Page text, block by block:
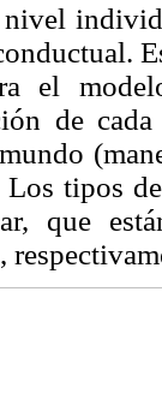
nivel
el
de
tipos
que